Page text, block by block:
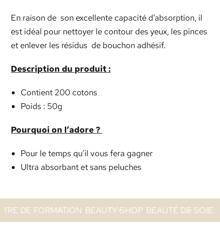
En raison de son excellente capacité d’absorption, il
est idéal pour nettoyer le contour des yeux, les pinces
et enlever les résidus de bouchon adhésif.
Description du produit :
Contient 200 cotons
Poids : 50g
Pourquoi on l’adore ?
Pour le temps qu’il vous fera gagner
Ultra absorbant et sans peluches
FORMATION BEAUTY SHOP BEAUTÉ DE SOIE